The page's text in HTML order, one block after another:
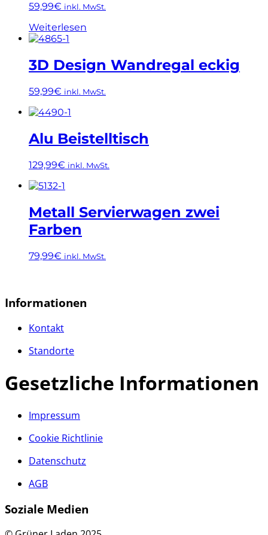
59,99€ inkl. MwSt.
Weiterlesen
3D Design Wandregal eckig
59,99€ inkl. MwSt.
Alu Beistelltisch
129,99€ inkl. MwSt.
Metall Servierwagen zwei
Farben
79,99€ inkl. MwSt.
weist
mehrere
Varianten
auf.
Optionen
auf
der
gewählt
werden
Informationen
Kontakt
Standorte
Gesetzliche Informationen
Impressum
Cookie Richtlinie
Datenschutz
AGB
Soziale Medien